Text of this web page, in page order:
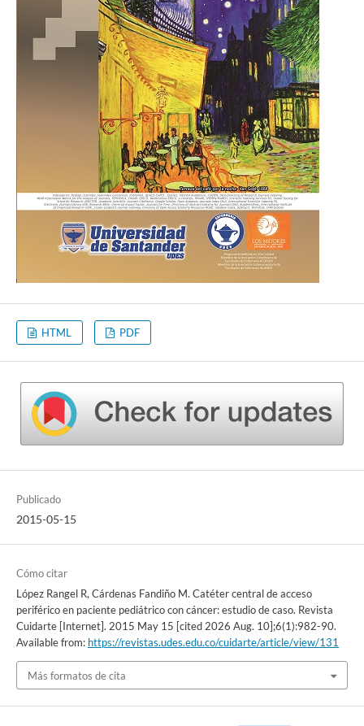
HTML PDF
Publicado
2015-05-15
Cómo citar
López Rangel R, Cárdenas Fandiño M. Catéter central de acceso
periférico en paciente pediátrico con cáncer: estudio de caso. Revista
Cuidarte [Internet]. 2015 May 15 [cited 2026 Aug. 10];6(1):982-90.
Available from: https://revistas.udes.edu.co/cuidarte/article/view/131
Más formatos de cita